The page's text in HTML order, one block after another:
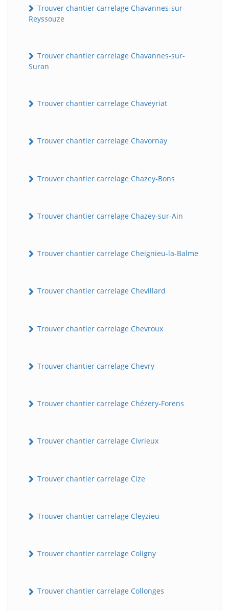
Trouver chantier carrelage Chavannes-sur-
Reyssouze
Trouver chantier carrelage Chavannes-sur-
Suran
Trouver chantier carrelage Chaveyriat
Trouver chantier carrelage Chavornay
Trouver chantier carrelage Chazey-Bons
Trouver chantier carrelage Chazey-sur-Ain
Trouver chantier carrelage Cheignieu-la-Balme
Trouver chantier carrelage Chevillard
Trouver chantier carrelage Chevroux
Trouver chantier carrelage Chevry
Trouver chantier carrelage Chézery-Forens
Trouver chantier carrelage Civrieux
Trouver chantier carrelage Cize
Trouver chantier carrelage Cleyzieu
Trouver chantier carrelage Coligny
Trouver chantier carrelage Collonges
Assistant en ligne